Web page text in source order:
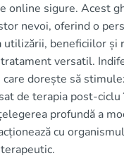
online sigure. Acest
nevoi, oferind o
utilizării, beneficiilor și
versatil.
dorește să
de terapia post-ciclu
profundă a
cu